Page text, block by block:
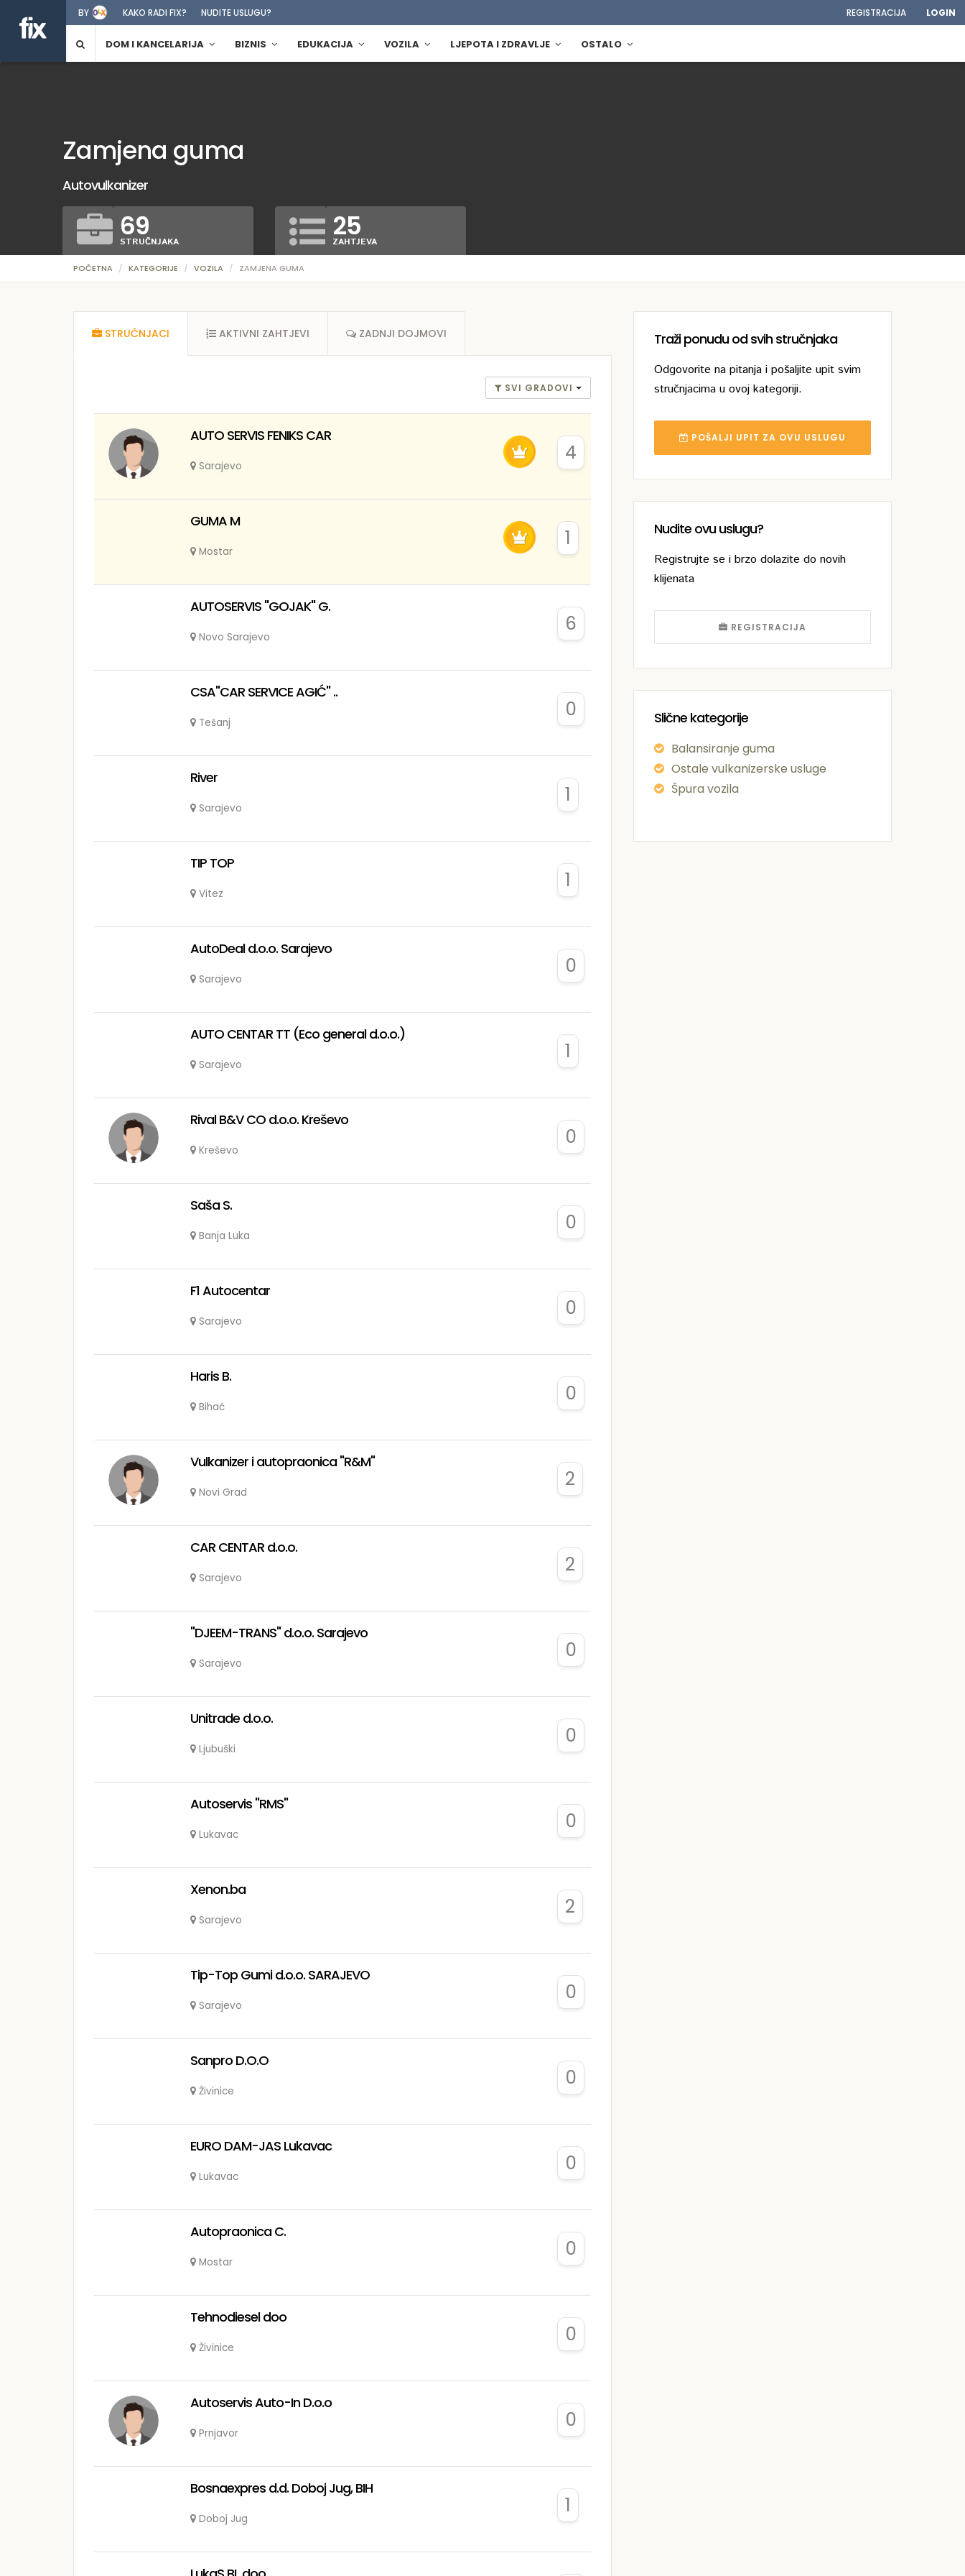
BY KAKO RADI FIX? NUDITE USLUGU? REGISTRACIJA LOGIN
DOM I KANCELARIJA BIZNIS EDUKACIJA VOZILA LJEPOTA I ZDRAVLJE OSTALO
POČETNA KATEGORIJE VOZILA ZAMJENA GUMA
Zamjena guma
Autovulkanizer
69
STRUČNJAKA 25
ZAHTJEVA
Traži ponudu od svih stručnjaka
Odgovorite na pitanja i pošaljite upit svim
stručnjacima u ovoj kategoriji.
POŠALJI UPIT ZA OVU USLUGU
Nudite ovu uslugu?
Registrujte se i brzo dolazite do novih
klijenata
REGISTRACIJA
Slične kategorije
Balansiranje guma
Ostale vulkanizerske usluge
Špura vozila
STRUČNJACI AKTIVNI ZAHTJEVI ZADNJI DOJMOVI
SVI GRADOVI
AUTO SERVIS FENIKS CAR
Sarajevo
4
GUMA M
Mostar
1
AUTOSERVIS "GOJAK" G.
Novo Sarajevo
6
CSA"CAR SERVICE AGIĆ" ..
Tešanj
0
River
Sarajevo
1
TIP TOP
Vitez
1
AutoDeal d.o.o. Sarajevo
Sarajevo
0
AUTO CENTAR TT (Eco general d.o.o.)
Sarajevo
1
Rival B&V CO d.o.o. Kreševo
Kreševo
0
Saša S.
Banja Luka
0
F1 Autocentar
Sarajevo
0
Haris B.
Bihać
0
Vulkanizer i autopraonica "R&M"
Novi Grad
2
CAR CENTAR d.o.o.
Sarajevo
2
"DJEEM-TRANS" d.o.o. Sarajevo
Sarajevo
0
Unitrade d.o.o.
Ljubuški
0
Autoservis "RMS"
Lukavac
0
Xenon.ba
Sarajevo
2
Tip-Top Gumi d.o.o. SARAJEVO
Sarajevo
0
Sanpro D.O.O
Živinice
0
EURO DAM-JAS Lukavac
Lukavac
0
Autopraonica C.
Mostar
0
Tehnodiesel doo
Živinice
0
Autoservis Auto-In D.o.o
Prnjavor
0
Bosnaexpres d.d. Doboj Jug, BIH
Doboj Jug
1